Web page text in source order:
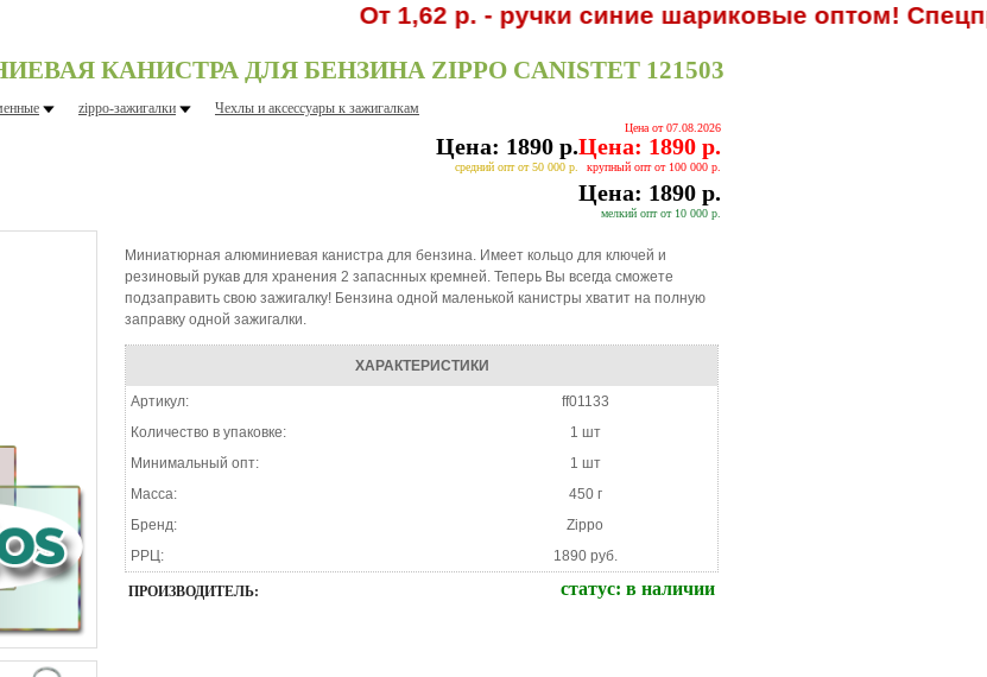
От 1,62 р. - ручки синие шариковые оптом!
КАНИСТРА ДЛЯ БЕНЗИНА ZIPPO CANISTET 121503
zippo-зажигалки Чехлы и аксессуары к зажигалкам
Цена от 07.08.2026
Цена: 1890 р.
крупный опт от 100 000 р.
Цена: 1890 р.
средний опт от 50 000 р.
Цена: 1890 р.
мелкий опт от 10 000 р.
Миниатюрная алюминиевая канистра для бензина. Имеет кольцо для ключей и
резиновый рукав для хранения 2 запаснных кремней. Теперь Вы всегда сможете
подзаправить свою зажигалку! Бензина одной маленькой канистры хватит на полную
заправку одной зажигалки.
ХАРАКТЕРИСТИКИ
Артикул:
ff01133
Количество в упаковке:
1 шт
Минимальный опт:
1 шт
Масса:
450 г
Бренд:
Zippo
РРЦ:
1890 руб.
ПРОИЗВОДИТЕЛЬ: статус: в наличии